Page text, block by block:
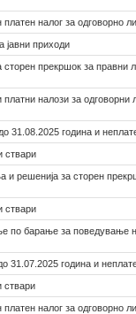
налог за одговорно
јавни приходи
прекршок за правни
налози за одговорни
31.08.2025 година и
ствари
и решенија за сторен
ствари
по барање за поведување
31.07.2025 година и
ствари
налог за одговорно